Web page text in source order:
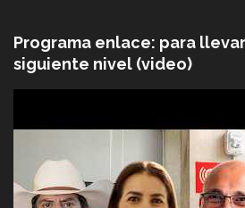
Programa enlace: para
siguiente nivel (video)